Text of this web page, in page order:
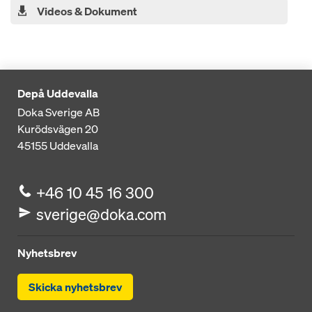
Videos & Dokument
Depå Uddevalla
Doka Sverige AB
Kurödsvägen 20
45155Uddevalla
+46 10 45 16 300
sverige@doka.com
Nyhetsbrev
Skicka nyhetsbrev